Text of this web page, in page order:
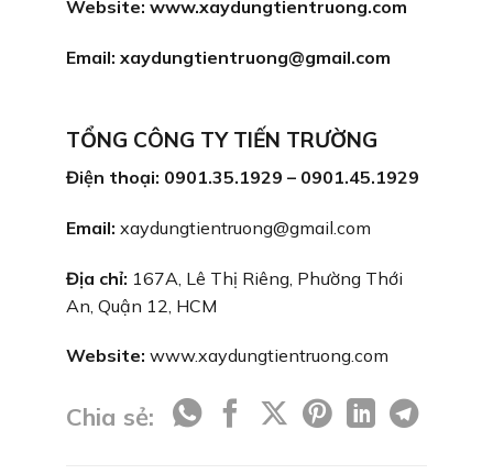
Website: www.xaydungtientruong.com
Email: xaydungtientruong@gmail.com
TỔNG CÔNG TY TIẾN TRƯỜNG
Điện thoại: 0901.35.1929 – 0901.45.1929
Email: xaydungtientruong@gmail.com
Địa chỉ: 167A, Lê Thị Riêng, Phường Thới
An, Quận 12, HCM
Website: www.xaydungtientruong.com
Chia sẻ: